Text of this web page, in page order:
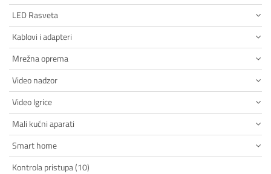
LED Rasveta
Kablovi i adapteri
Mrežna oprema
Video nadzor
Video Igrice
Mali kućni aparati
Smart home
Kontrola pristupa (10)